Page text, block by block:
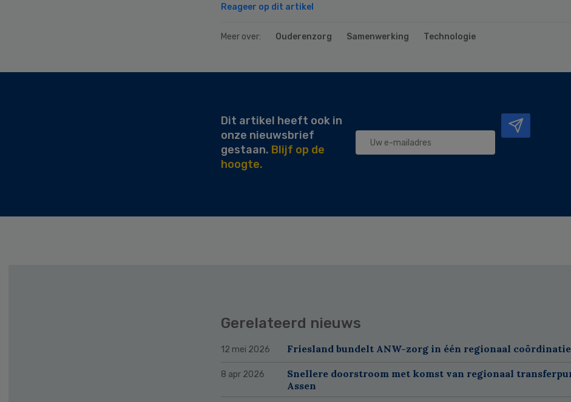
Reageer op dit artikel
Meer over: Ouderenzorg Samenwerking Technologie
Secondary
Dit artikel heeft ook in
onze nieuwsbrief
gestaan. Blijf op de
hoogte.
Gerelateerd nieuws
12 mei 2026 Friesland bundelt ANW-zorg in één regionaal
8 apr 2026
Snellere doorstroom met komst van regionaal
Assen